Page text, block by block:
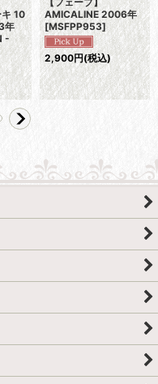
10
年
-
AMICALINE 2006年
[MSFPP953]
2,900円(税込)